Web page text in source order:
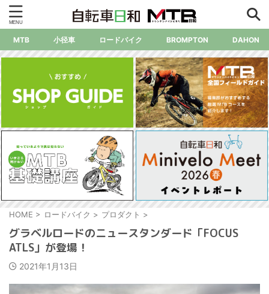
MTB 小径車 ロードバイク BROMPTON DAHON
HOME > ロードバイク > プロダクト >
グラベルロードのニュースタンダード「FOCUS
ATLS」が登場！
2021年1月13日